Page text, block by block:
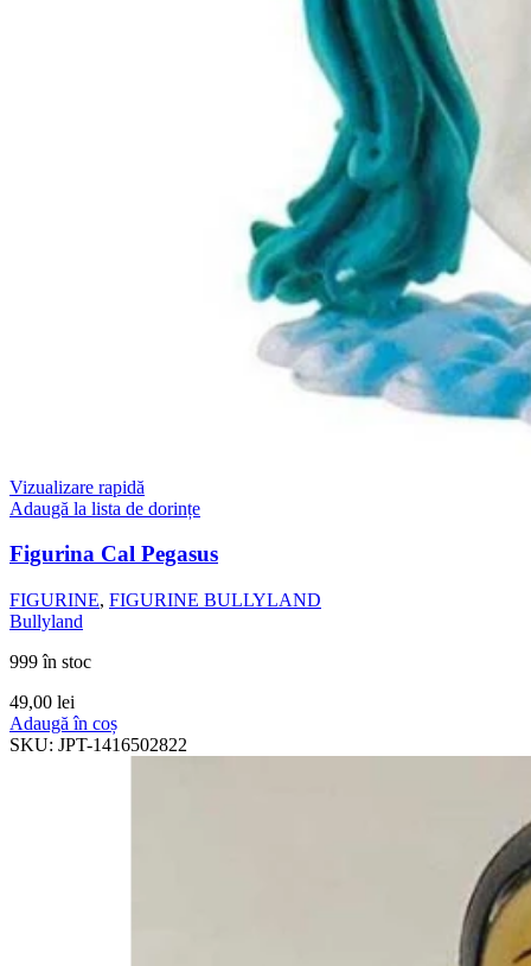
Vizualizare rapidă
Adaugă la lista de dorințe
Figurina Cal Pegasus
FIGURINE, FIGURINE BULLYLAND
Bullyland
999 în stoc
49,00 lei
Adaugă în coș
SKU: JPT-1416502822